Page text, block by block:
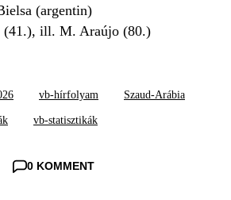
(argentin)
ill. M. Araújo (80.)
vb-hírfolyam Szaud-Arábia
vb-statisztikák
0 KOMMENT